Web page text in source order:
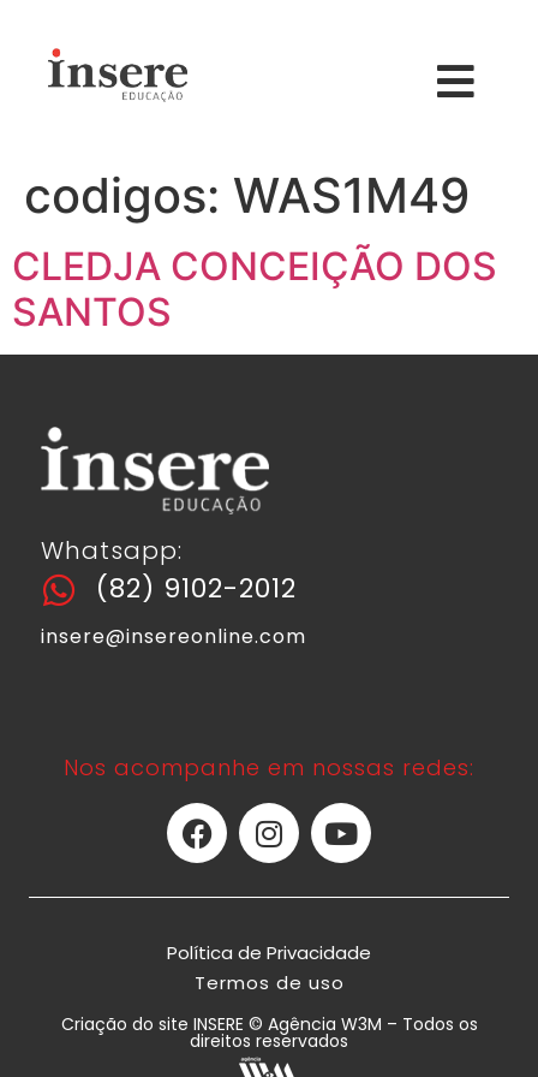
codigos: WAS1M49
CLEDJA CONCEIÇÃO DOS
SANTOS
Whatsapp:
(82) 9102-2012
insere@insereonline.com
Nos acompanhe em nossas redes:
Política de Privacidade
Termos de uso
Criação do site INSERE © Agência W3M – Todos os
direitos reservados